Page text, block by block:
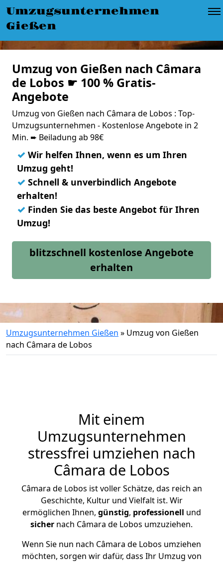
Umzugsunternehmen
Gießen
Umzug von Gießen nach Câmara
de Lobos ☛ 100 % Gratis-
Angebote
Umzug von Gießen nach Câmara de Lobos : Top-
Umzugsunternehmen - Kostenlose Angebote in 2
Min. ➨ Beiladung ab 98€
✓ Wir helfen Ihnen, wenn es um Ihren
Umzug geht!
✓ Schnell & unverbindlich Angebote
erhalten!
✓ Finden Sie das beste Angebot für Ihren
Umzug!
blitzschnell kostenlose Angebote
erhalten
Umzugsunternehmen Gießen » Umzug von Gießen
nach Câmara de Lobos
Mit einem
Umzugsunternehmen
stressfrei umziehen nach
Câmara de Lobos
Câmara de Lobos ist voller Schätze, das reich an
Geschichte, Kultur und Vielfalt ist. Wir
ermöglichen Ihnen, günstig, professionell und
sicher nach Câmara de Lobos umzuziehen.
Wenn Sie nun nach Câmara de Lobos umziehen
möchten, sorgen wir dafür, dass Ihr Umzug von